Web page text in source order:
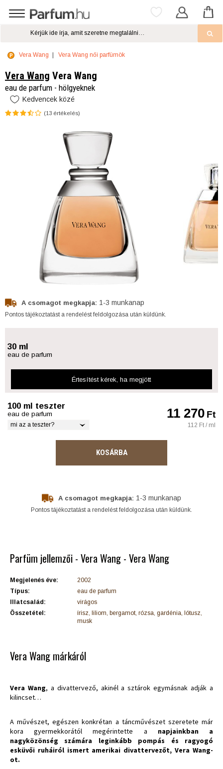
Vera Wang Vera Wang női parfümök
Vera Wang Vera Wang
eau de parfum - hölgyeknek
Kedvencek közé
(13 értékelés)
A csomagot megkapja: 1-3 munkanap
Pontos tájékoztatást a rendelést feldolgozása után küldünk.
30 ml
eau de parfum
Értesítést kérek , ha megjött
100 ml teszter
eau de parfum
mi az a teszter?
11 270Ft
112 Ft / ml
KOSÁRBA
A csomagot megkapja: 1-3 munkanap
Pontos tájékoztatást a rendelést feldolgozása után küldünk.
Parfüm jellemzői - Vera Wang - Vera Wang
Megjelenés éve:
2002
Típus:
eau de parfum
Illatcsalád:
virágos
Összetétel:
írisz, liliom, bergamot, rózsa, gardénia, lótusz,
musk
Vera Wang márkáról
Vera Wang, a divattervező, akinél a sztárok egymásnak adják a
kilincset…
A művészet, egészen konkrétan a táncművészet szeretete már
kora gyermekkorától megérintette a napjainkban a
nagyközönség számára leginkább pompás és ragyogó
esküvői ruháiról ismert amerikai divattervezőt, Vera Wang-
ot.